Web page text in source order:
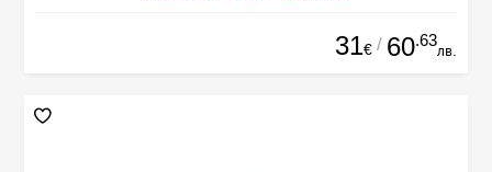
31€ / 60.63
лв.